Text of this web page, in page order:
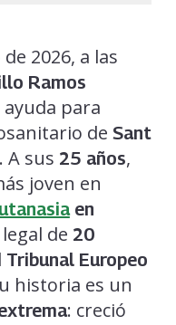
2026, a las
Ramos
para
de Sant
A sus 25 años,
joven en
en
de 20
Tribunal Europeo
historia es un
: creció